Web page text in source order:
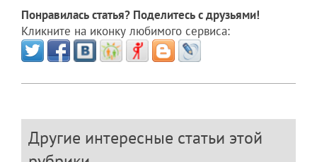
Понравилась статья? Поделитесь с друзьями!
Кликните на иконку любимого сервиса:
Другие интересные статьи этой